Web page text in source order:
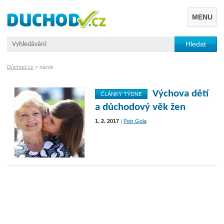
MENU
Důchod.cz > nárok
ČLÁNKY TÝDNE
Výchova dětí
a důchodový věk žen
1. 2. 2017 Petr Gola